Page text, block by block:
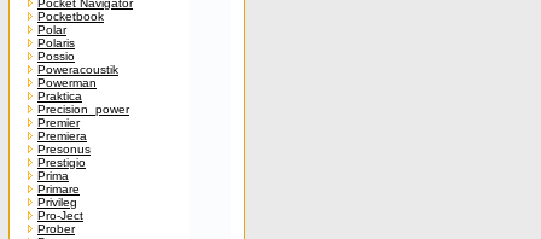
Pocket Navigator
Pocketbook
Polar
Polaris
Possio
Poweracoustik
Powerman
Praktica
Precision_power
Premier
Premiera
Presonus
Prestigio
Prima
Primare
Privileg
Pro-Ject
Prober